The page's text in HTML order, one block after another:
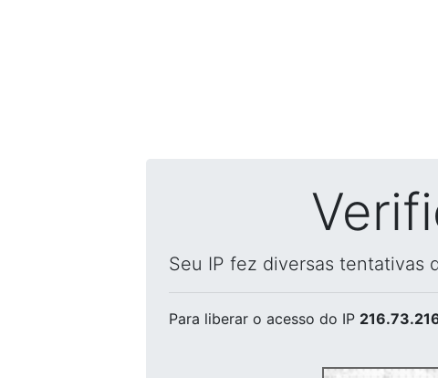
Seu IP fez diversas tentativas
Para liberar o acesso do IP